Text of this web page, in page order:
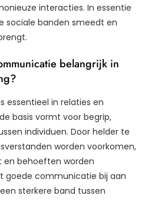
interacties. In essentie
sociale banden smeedt en
belangrijk in
essentieel in relaties en
basis vormt voor begrip,
individuen. Door helder te
worden voorkomen,
en behoeften worden
goede communicatie bij aan
sterkere band tussen